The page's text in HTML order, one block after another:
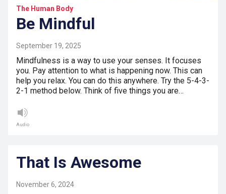
The Human Body
Be Mindful
September 19, 2025
Mindfulness is a way to use your senses. It focuses
you. Pay attention to what is happening now. This can
help you relax. You can do this anywhere. Try the 5-4-3-
2-1 method below. Think of five things you are…
Audio
That Is Awesome
November 6, 2024